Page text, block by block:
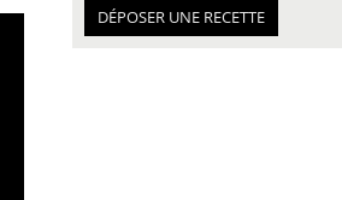
DÉPOSER UNE RECETTE